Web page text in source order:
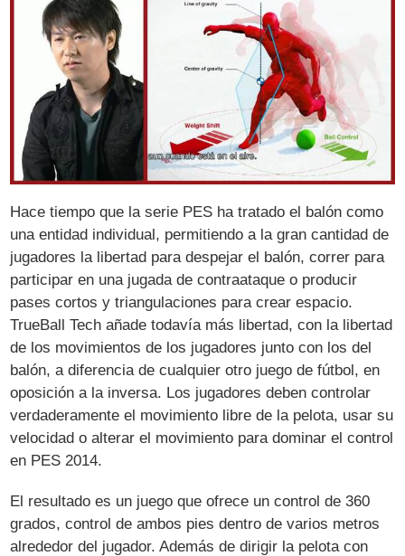
Hace tiempo que la serie PES ha tratado el balón como
una entidad individual, permitiendo a la gran cantidad de
jugadores la libertad para despejar el balón, correr para
participar en una jugada de contraataque o producir
pases cortos y triangulaciones para crear espacio.
TrueBall Tech añade todavía más libertad, con la libertad
de los movimientos de los jugadores junto con los del
balón, a diferencia de cualquier otro juego de fútbol, en
oposición a la inversa. Los jugadores deben controlar
verdaderamente el movimiento libre de la pelota, usar su
velocidad o alterar el movimiento para dominar el control
en PES 2014.
El resultado es un juego que ofrece un control de 360
grados, control de ambos pies dentro de varios metros
alrededor del jugador. Además de dirigir la pelota con